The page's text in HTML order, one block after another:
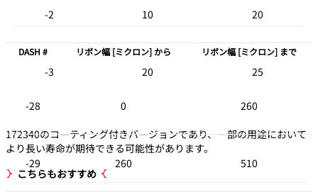
DASH # リボン幅 [ミクロン] から リボン幅 [ミクロン] まで
-28 0 260
-29 260 510
-2 10 20
-3 20 25
172340のコーティング付きバージョンであり、一部の用途において
より長い寿命が期待できる可能性があります。
こちらもおすすめ